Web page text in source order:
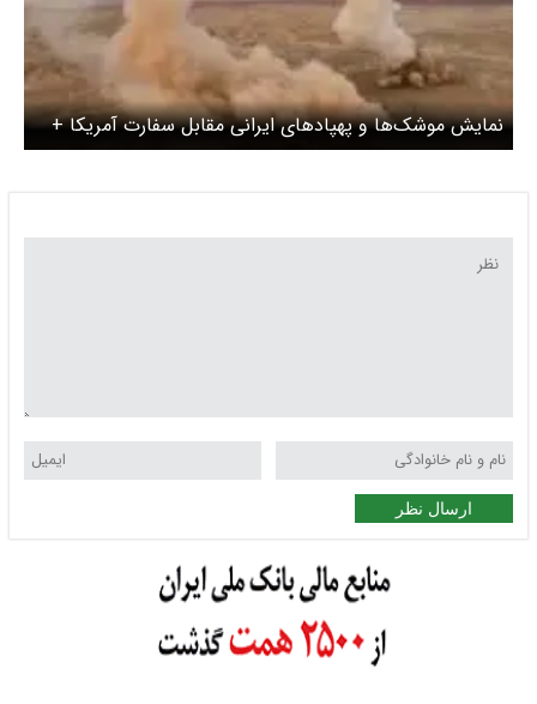
نمایش موشک‌ها و پهپادهای ایرانی مقابل سفارت آمریکا +
عکس
ارسال نظر